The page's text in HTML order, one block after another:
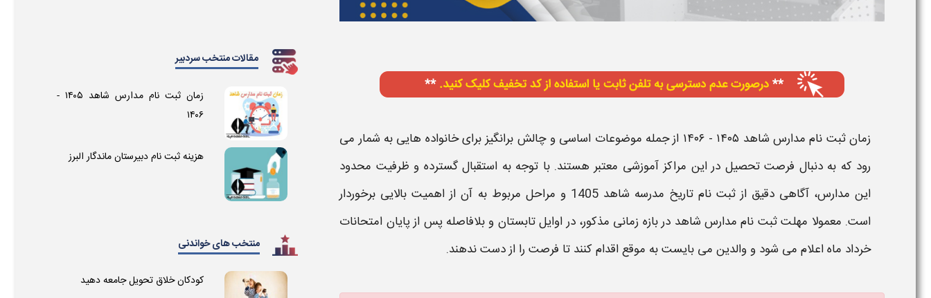
زمان ثبت نام مدارس شاهد ۱۴۰۵ - ۱۴۰۶
از جمله موضوعات اساسی و چالش‌ برانگیز برای خانواده‌ هایی به شمار می‌
رود که به دنبال فرصت تحصیل در این مراکز آموزشی معتبر هستند. با توجه به استقبال گسترده و ظرفیت محدود
این مدارس، آگاهی دقیق ازثبت نام تاریخ مدرسه شاهد 1405
و مراحل مربوط به آن از اهمیت بالایی برخوردار
است. معمولا مهلتثبت‌ نام مدارس شاهد در بازه زمانی مذکور، در اوایل تابستان و بلافاصله پس از پایان امتحانات
خرداد ماه اعلام می‌ شود و والدین می بایست به موقع اقدام کنند تا فرصت را از دست ندهند.
مقالات منتخب سردبیر
زمان ثبت نام مدارس شاهد ۱۴۰۵ -
۱۴۰۶
هزینه ثبت نام دبیرستان ماندگار البرز
منتخب های خواندنی
کودکان خلاق تحویل جامعه دهید